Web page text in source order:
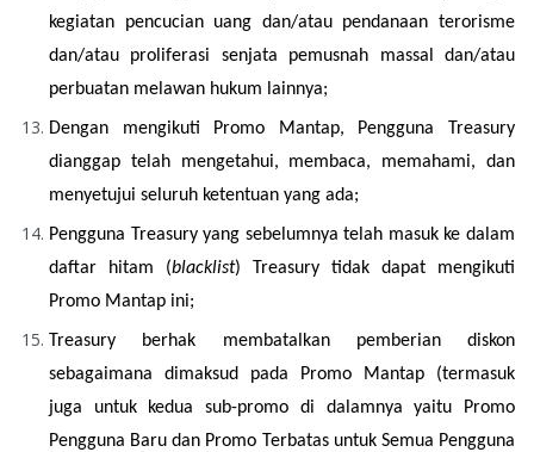
kegiatan pencucian uang dan/atau pendanaan terorisme
dan/atau proliferasi senjata pemusnah massal dan/atau
perbuatan melawan hukum lainnya;
Dengan mengikuti Promo Mantap, Pengguna Treasury
dianggap telah mengetahui, membaca, memahami, dan
menyetujui seluruh ketentuan yang ada;
Pengguna Treasury yang sebelumnya telah masuk ke dalam
daftar hitam (blacklist) Treasury tidak dapat mengikuti
Promo Mantap ini;
Treasury berhak membatalkan pemberian diskon
sebagaimana dimaksud pada Promo Mantap (termasuk
juga untuk kedua sub-promo di dalamnya yaitu Promo
Pengguna Baru dan Promo Terbatas untuk Semua Pengguna